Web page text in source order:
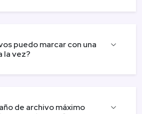
puedo marcar con una
la vez?
de archivo máximo